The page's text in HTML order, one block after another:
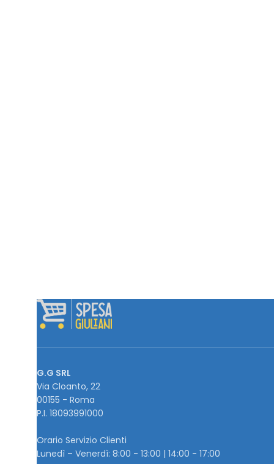
G.G SRL
Via Cloanto, 22
00155 - Roma
P.I. ‭18093991000
Orario Servizio Clienti
Lunedì – Venerdì: 8:00 - 13:00 | 14:00 - 17:00